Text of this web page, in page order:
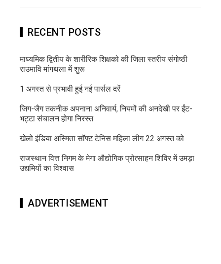
RECENT POSTS
माध्यमिक द्वितीय के शारीरिक शिक्षको की जिला स्तरीय संगोष्ठी
राउमावि मांगथला में शुरू
1 अगस्त से प्रभावी हुई नई पार्सल दरें
जिग-जैग तकनीक अपनाना अनिवार्य, नियमों की अनदेखी पर ईंट-
भट्टा संचालन होगा निरस्त
खेलो इंडिया अस्मिता सॉफ्ट टेनिस महिला लीग 22 अगस्त को
राजस्थान वित्त निगम के मेगा औद्योगिक प्रोत्साहन शिविर में उमड़ा
उद्यमियों का विश्वास
ADVERTISEMENT